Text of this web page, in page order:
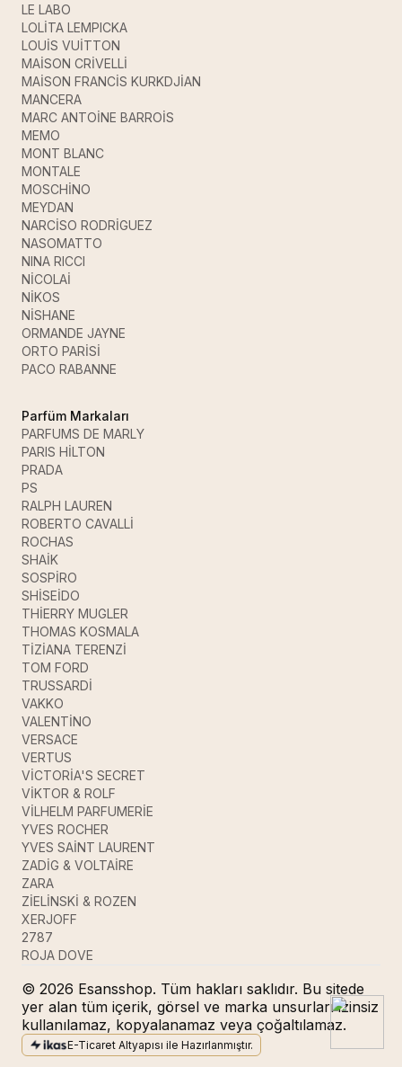
LE LABO
LOLİTA LEMPICKA
LOUİS VUİTTON
MAİSON CRİVELLİ
MAİSON FRANCİS KURKDJİAN
MANCERA
MARC ANTOİNE BARROİS
MEMO
MONT BLANC
MONTALE
MOSCHİNO
MEYDAN
NARCİSO RODRİGUEZ
NASOMATTO
NINA RICCI
NİCOLAİ
NİKOS
NİSHANE
ORMANDE JAYNE
ORTO PARİSİ
PACO RABANNE
Parfüm Markaları
PARFUMS DE MARLY
PARIS HİLTON
PRADA
PS
RALPH LAUREN
ROBERTO CAVALLİ
ROCHAS
SHAİK
SOSPİRO
SHİSEİDO
THİERRY MUGLER
THOMAS KOSMALA
TİZİANA TERENZİ
TOM FORD
TRUSSARDİ
VAKKO
VALENTİNO
VERSACE
VERTUS
VİCTORİA'S SECRET
VİKTOR & ROLF
VİLHELM PARFUMERİE
YVES ROCHER
YVES SAİNT LAURENT
ZADİG & VOLTAİRE
ZARA
ZİELİNSKİ & ROZEN
XERJOFF
2787
ROJA DOVE
© 2026 Esansshop. Tüm hakları saklıdır. Bu sitede
yer alan tüm içerik, görsel ve marka unsurları izinsiz
kullanılamaz, kopyalanamaz veya çoğaltılamaz.
E-Ticaret Altyapısı ile Hazırlanmıştır.